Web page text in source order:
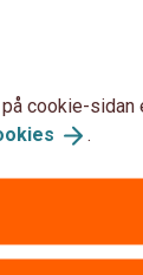
cookie-sidan
.